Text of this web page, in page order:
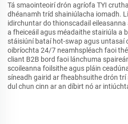
Tá smaointeoirí drón agríofa TYI
dhéanamh tríd shainiúlacha iomadh.
idirchuntar do thionscadail
a fheiceáil agus méadaithe stairiúla a
stáisiúní bataí hot-swap agus untasaí
oibríochta 24/7 neamhspléach faoi
cliant B2B bord faoi lánchuma
scoileanna foilsithe agus pláin
síneadh gairid ar fheabhsuithe drón
dul chun cinn ar an díbirt nó ar